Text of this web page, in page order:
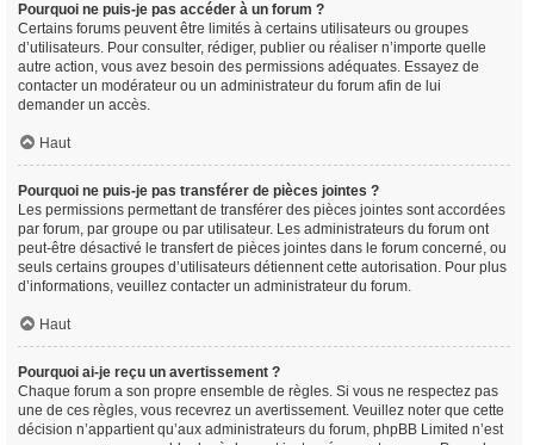
Pourquoi ne puis-je pas accéder à un forum ?
Certains forums peuvent être limités à certains utilisateurs ou groupes
d’utilisateurs. Pour consulter, rédiger, publier ou réaliser n’importe quelle
autre action, vous avez besoin des permissions adéquates. Essayez de
contacter un modérateur ou un administrateur du forum afin de lui
demander un accès.
Haut
Pourquoi ne puis-je pas transférer de pièces jointes ?
Les permissions permettant de transférer des pièces jointes sont accordées
par forum, par groupe ou par utilisateur. Les administrateurs du forum ont
peut-être désactivé le transfert de pièces jointes dans le forum concerné, ou
seuls certains groupes d’utilisateurs détiennent cette autorisation. Pour plus
d’informations, veuillez contacter un administrateur du forum.
Haut
Pourquoi ai-je reçu un avertissement ?
Chaque forum a son propre ensemble de règles. Si vous ne respectez pas
une de ces règles, vous recevrez un avertissement. Veuillez noter que cette
décision n’appartient qu’aux administrateurs du forum, phpBB Limited n’est